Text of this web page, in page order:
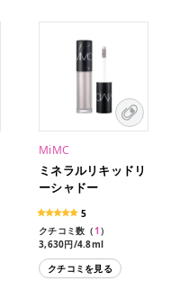
MiMC
ミネラルリキッドリ
ーシャドー
5
クチコミ数（1 ）
3,630円/4.8ml
クチコミを見る